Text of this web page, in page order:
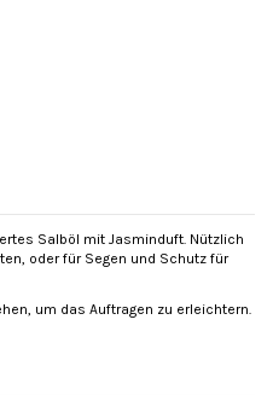
Salböl mit Jasminduft. Nützlich
oder für Segen und Schutz für
um das Auftragen zu erleichtern.